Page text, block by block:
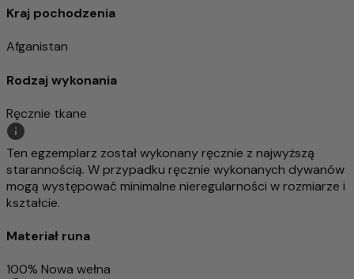
Kraj pochodzenia
Afganistan
Rodzaj wykonania
Ręcznie tkane
Ten egzemplarz został wykonany ręcznie z najwyższą
starannością. W przypadku ręcznie wykonanych dywanów
mogą występować minimalne nieregularności w rozmiarze i
kształcie.
Materiał runa
100% Nowa wełna